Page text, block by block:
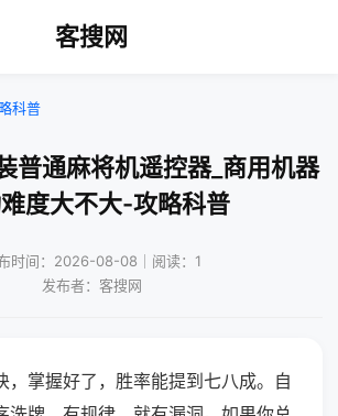
客搜网
科普
普通麻将机遥控器_商用机器
度大不大-攻略科普
时间：2026-08-08｜阅读：1
发布者：客搜网
，掌握好了，胜率能提到七八成。自